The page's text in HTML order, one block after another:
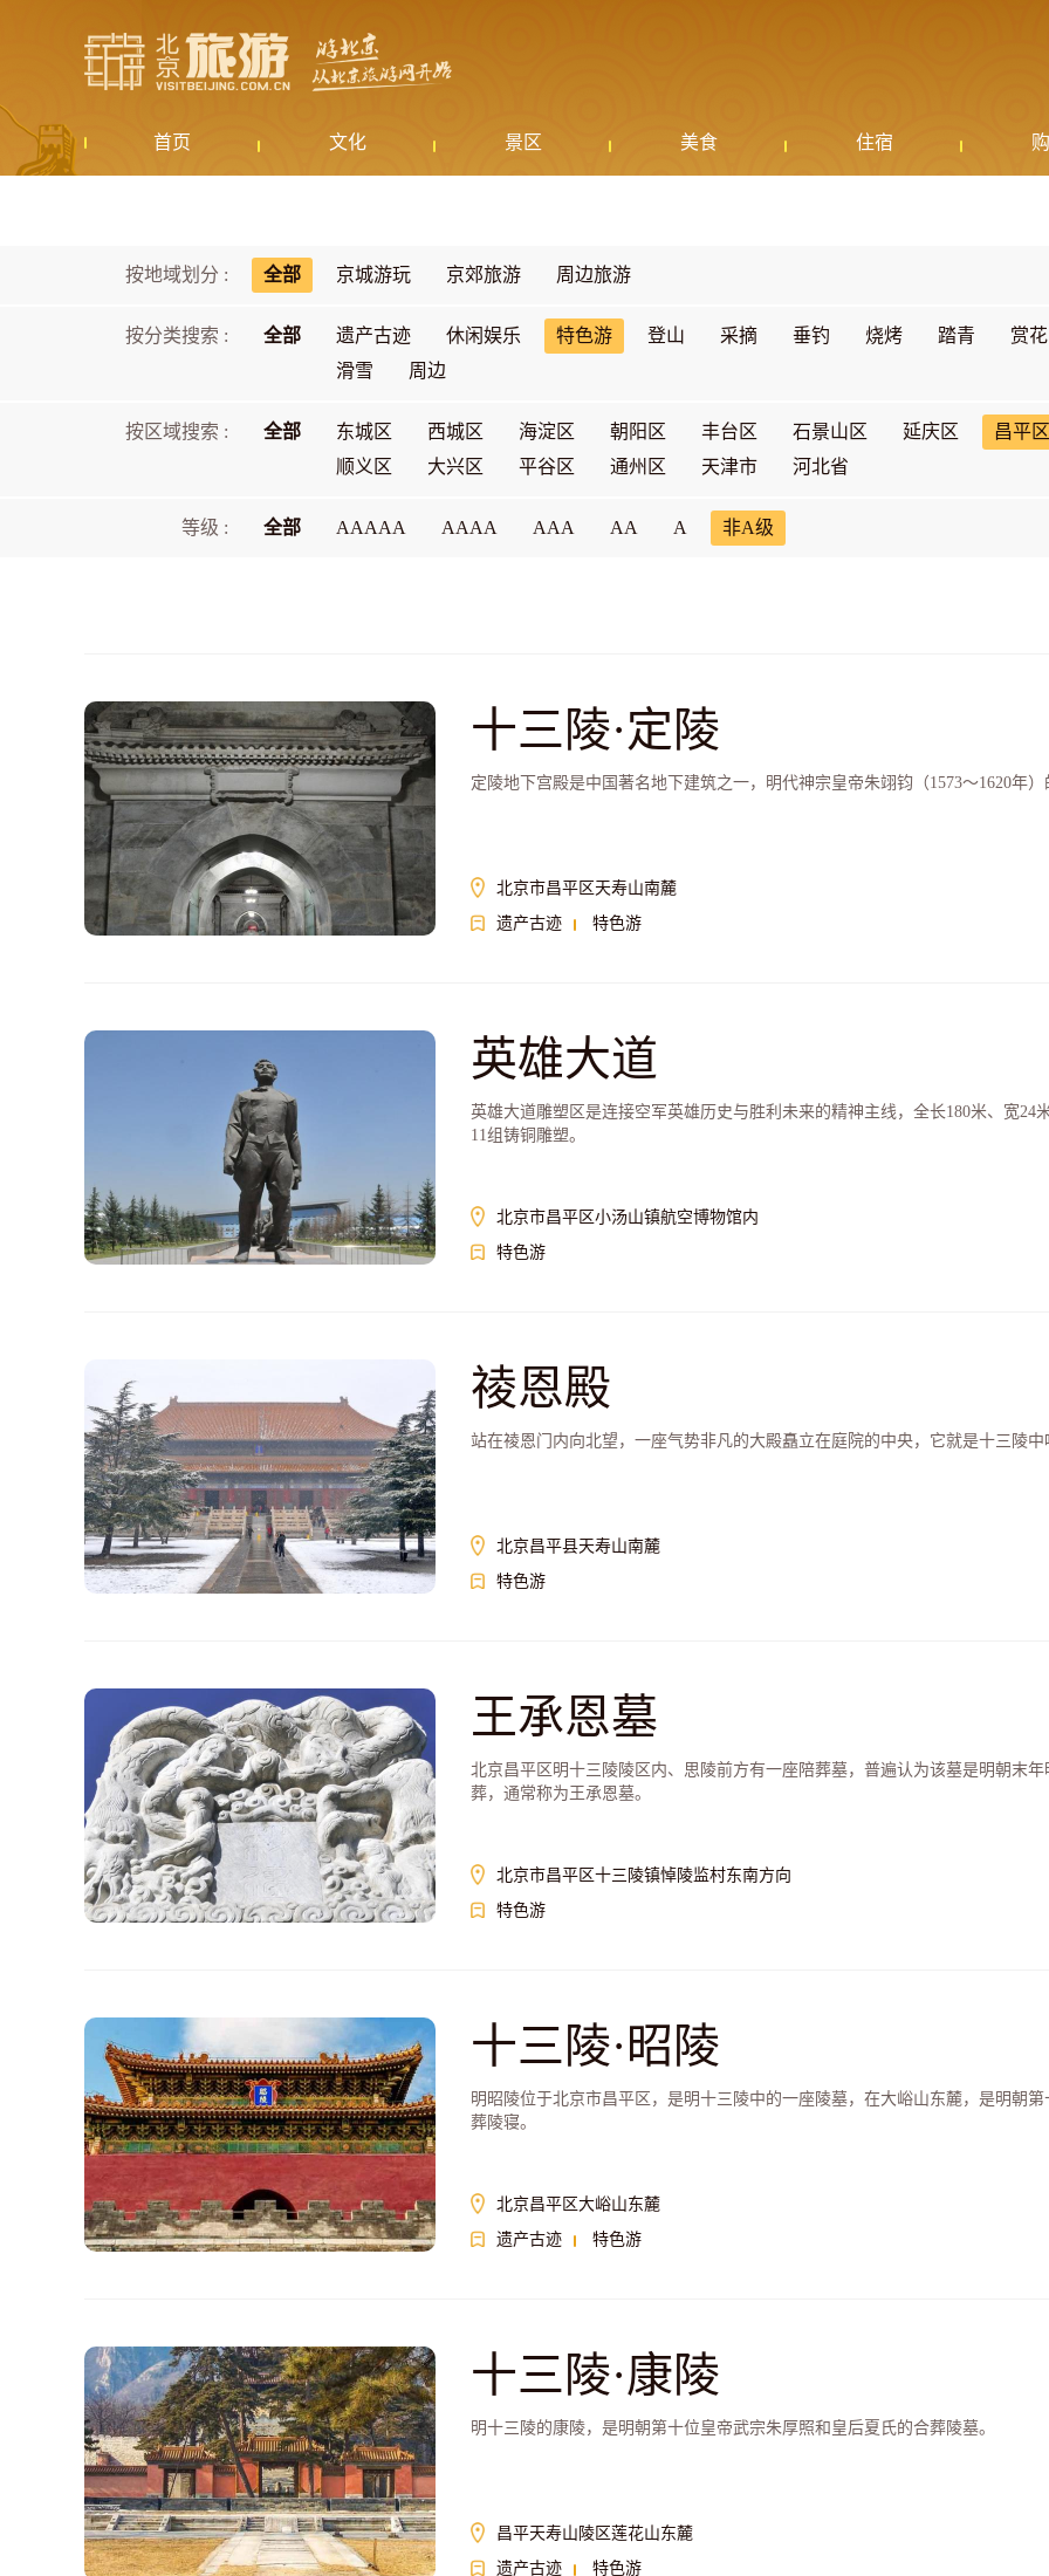
首页 文化 景区 美食 住宿
按地域划分 : 全部 京城游玩 京郊旅游 周边旅游
按分类搜索 : 全部 遗产古迹 休闲娱乐 特色游 登山 采摘 垂钓 烧烤 踏青 赏花
滑雪
周边
按区域搜索 : 全部 东城区 西城区 海淀区 朝阳区 丰台区 石景山区 延庆区 昌平区
顺义区
大兴区 平谷区 通州区 天津市 河北省
等级 : 全部 AAAAA AAAA AAA AA A 非A级
十三陵·定陵
定陵地下宫殿是中国著名地下建筑之一，明代神宗皇帝朱翊钧（1573～1620年）
北京市昌平区天寿山南麓
遗产古迹
特色游
英雄大道
英雄大道雕塑区是连接空军英雄历史与胜利未来的精神主线，全长180米、宽24
11组铸铜雕塑。
北京市昌平区小汤山镇航空博物馆内
特色游
祾恩殿
站在祾恩门内向北望，一座气势非凡的大殿矗立在庭院的中央，它就是十三陵中
北京昌平县天寿山南麓
特色游
王承恩墓
北京昌平区明十三陵陵区内、思陵前方有一座陪葬墓，普遍认为该墓是明朝末
葬，通常称为王承恩墓。
北京市昌平区十三陵镇悼陵监村东南方向
特色游
十三陵·昭陵
明昭陵位于北京市昌平区，是明十三陵中的一座陵墓，在大峪山东麓，是明朝
葬陵寝。
北京昌平区大峪山东麓
遗产古迹
特色游
十三陵·康陵
明十三陵的康陵，是明朝第十位皇帝武宗朱厚照和皇后夏氏的合葬陵墓。
昌平天寿山陵区莲花山东麓
遗产古迹
特色游